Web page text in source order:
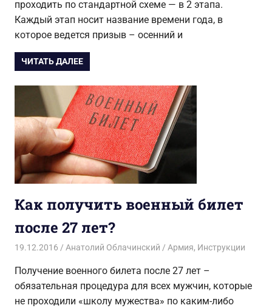
проходить по стандартной схеме — в 2 этапа.
Каждый этап носит название времени года, в
которое ведется призыв – осенний и
ЧИТАТЬ ДАЛЕЕ
Как получить военный билет
после 27 лет?
19.12.2016 Анатолий Облачинский Армия, Инструкции
Получение военного билета после 27 лет –
обязательная процедура для всех мужчин, которые
не проходили «школу мужества» по каким-либо